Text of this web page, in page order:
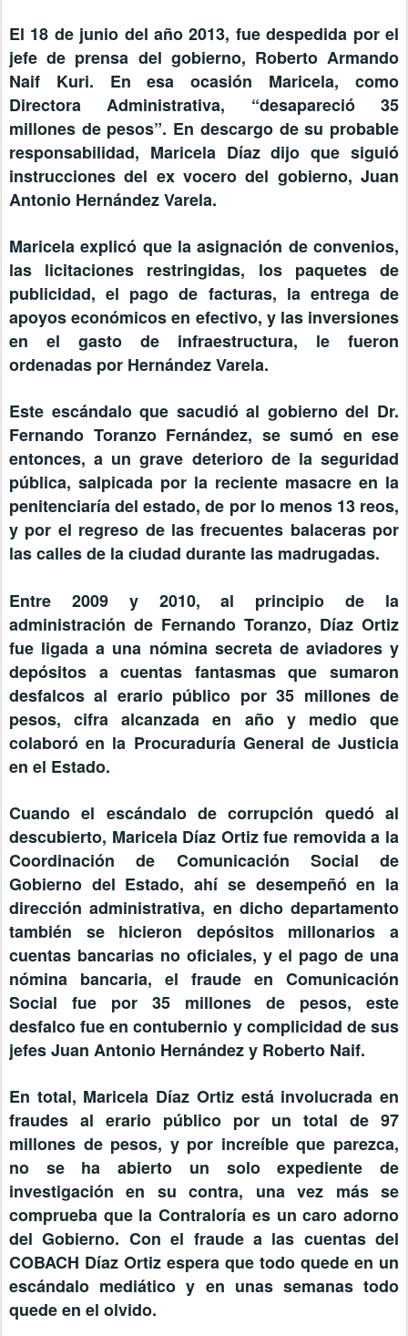
El 18 de junio del año 2013, fue despedida por el
jefe de prensa del gobierno, Roberto Armando
Naif Kuri. En esa ocasión Maricela, como
Directora Administrativa, “desapareció 35
millones de pesos”. En descargo de su probable
responsabilidad, Maricela Díaz dijo que siguió
instrucciones del ex vocero del gobierno, Juan
Antonio Hernández Varela.
Maricela explicó que la asignación de convenios,
las licitaciones restringidas, los paquetes de
publicidad, el pago de facturas, la entrega de
apoyos económicos en efectivo, y las inversiones
en el gasto de infraestructura, le fueron
ordenadas por Hernández Varela.
Este escándalo que sacudió al gobierno del Dr.
Fernando Toranzo Fernández, se sumó en ese
entonces, a un grave deterioro de la seguridad
pública, salpicada por la reciente masacre en la
penitenciaría del estado, de por lo menos 13 reos,
y por el regreso de las frecuentes balaceras por
las calles de la ciudad durante las madrugadas.
Entre 2009 y 2010, al principio de la
administración de Fernando Toranzo, Díaz Ortiz
fue ligada a una nómina secreta de aviadores y
depósitos a cuentas fantasmas que sumaron
desfalcos al erario público por 35 millones de
pesos, cifra alcanzada en año y medio que
colaboró en la Procuraduría General de Justicia
en el Estado.
Cuando el escándalo de corrupción quedó al
descubierto, Maricela Díaz Ortiz fue removida a la
Coordinación de Comunicación Social de
Gobierno del Estado, ahí se desempeñó en la
dirección administrativa, en dicho departamento
también se hicieron depósitos millonarios a
cuentas bancarias no oficiales, y el pago de una
nómina bancaria, el fraude en Comunicación
Social fue por 35 millones de pesos, este
desfalco fue en contubernio y complicidad de sus
jefes Juan Antonio Hernández y Roberto Naif.
En total, Maricela Díaz Ortiz está involucrada en
fraudes al erario público por un total de 97
millones de pesos, y por increíble que parezca,
no se ha abierto un solo expediente de
investigación en su contra, una vez más se
comprueba que la Contraloría es un caro adorno
del Gobierno. Con el fraude a las cuentas del
COBACH Díaz Ortiz espera que todo quede en un
escándalo mediático y en unas semanas todo
quede en el olvido.